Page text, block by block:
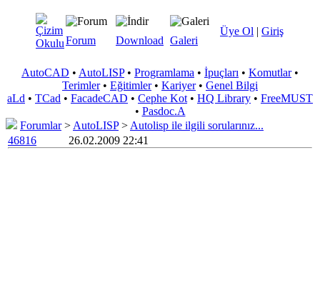
Üye Ol | Giriş
Forum Download Galeri
AutoCAD • AutoLISP• Programlama • İpuçları • Komutlar•
Terimler• Eğitimler• Kariyer• Genel Bilgi
aLd • TCad • FacadeCAD • Cephe Kot • HQ Library • FreeMUST
• Pasdoc.A
Forumlar> AutoLISP> Autolisp ile ilgili sorularınız...
46816
26.02.2009 22:41